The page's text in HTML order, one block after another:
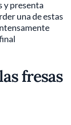
y presenta
una de estas
fresas